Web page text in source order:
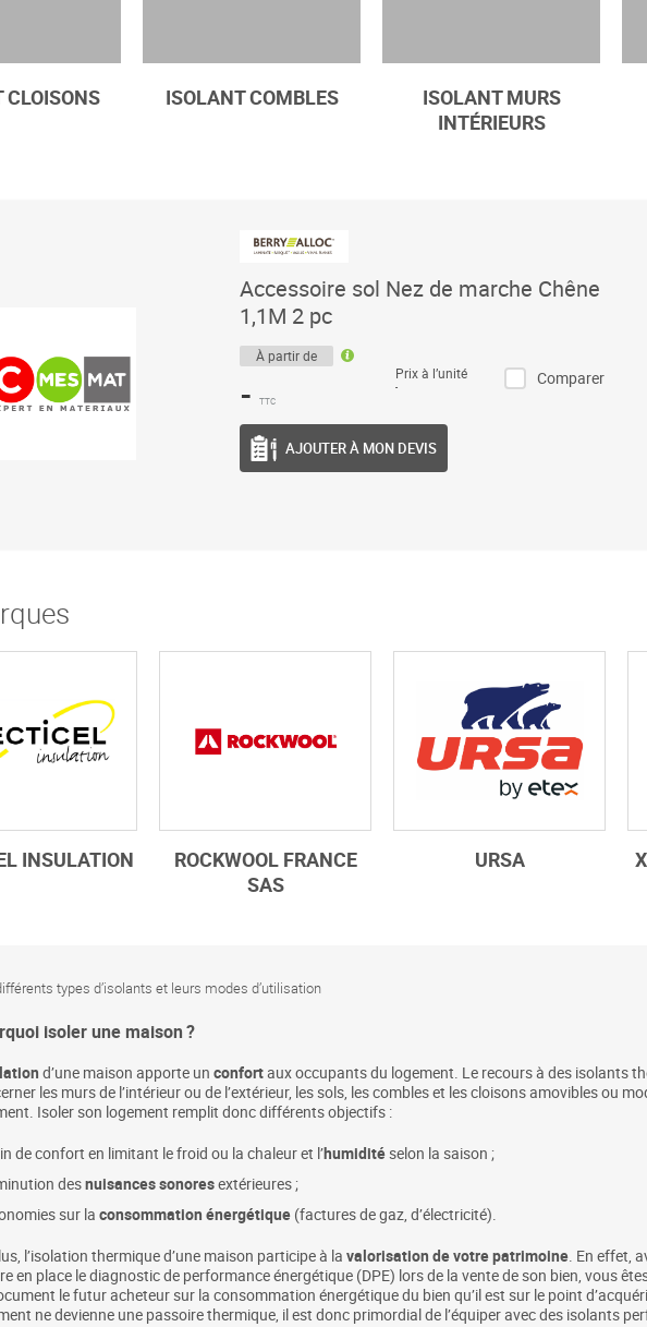
CLOISONS ISOLANT COMBLES
ISOLANT MURS
INTÉRIEURS
Accessoire sol Nez de marche Chêne
1,1M 2 pc
À partir de
- TTC
Prix à l’unité
- Comparer
AJOUTER À MON DEVIS
INSULATION
ROCKWOOL FRANCE
SAS
URSA
types d’isolants et leurs modes d’utilisation
isoler une maison ?
d’une maison apporte un confortaux occupants du logement. Le recours à des isolants
les murs de l’intérieur ou de l’extérieur, les sols, les combles et les cloisons amovibles ou
Isoler son logement remplit donc différents objectifs :
de confort en limitant le froid ou la chaleur et l’humiditéselon la saison ;
desnuisances sonoresextérieures ;
sur la consommation énergétique (factures de gaz, d’électricité).
l’isolation thermique d’une maison participe à la valorisation de votre patrimoine. En effet,
en place le diagnostic de performance énergétique (DPE) lors de la vente de son bien, vous
le futur acheteur sur la consommation énergétique du bien qu’il est sur le point
ne devienne une passoire thermique, il est donc primordial de l’équiper avec des isolants